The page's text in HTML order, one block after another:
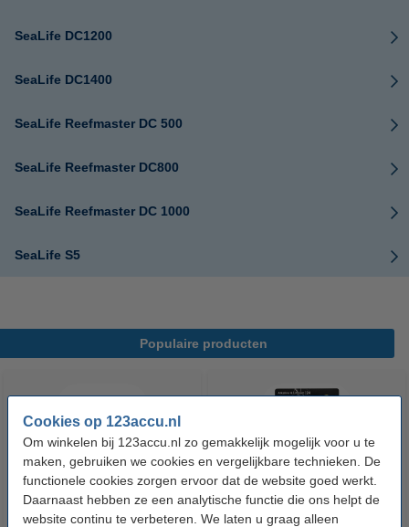
Cookies op 123accu.nl
Om winkelen bij 123accu.nl zo gemakkelijk mogelijk voor u te
maken, gebruiken we cookies en vergelijkbare technieken. De
functionele cookies zorgen ervoor dat de website goed werkt.
Daarnaast hebben ze een analytische functie die ons helpt de
website continu te verbeteren. We laten u graag alleen
SeaLife DC1200
SeaLife DC1400
SeaLife Reefmaster DC 500
SeaLife Reefmaster DC800
SeaLife Reefmaster DC 1000
SeaLife S5
Populaire producten
123accu Xtreme Power AAA /
123accu Xtreme Power